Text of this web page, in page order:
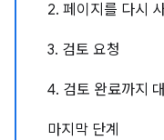
2. 페이지를 다시
3. 검토 요청
4. 검토 완료까지 대
마지막 단계